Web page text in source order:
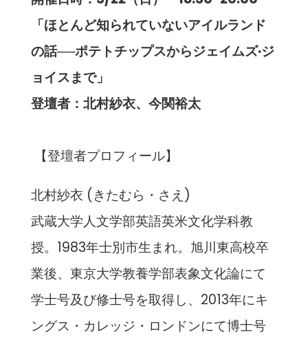
「ほとんど知られていないアイルランド
の話──ポテトチップスからジェイムズ·ジ
ョイスまで」
登壇者：北村紗衣、今関裕太
【登壇者プロフィール】
北村紗衣 (きたむら・さえ)
武蔵大学人文学部英語英米文化学科教
授。1983年士別市生まれ。旭川東高校卒
業後、東京大学教養学部表象文化論にて
学士号及び修士号を取得し、2013年にキ
ングス・カレッジ・ロンドンにて博士号